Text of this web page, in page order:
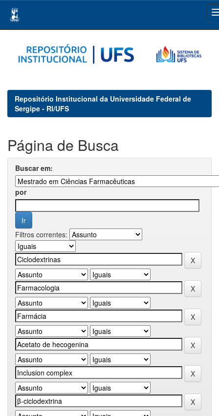
navigation
Repositório Institucional da Universidade Federal de
Sergipe - RI/UFS
Página de Busca
Buscar em:
por
Filtros correntes: